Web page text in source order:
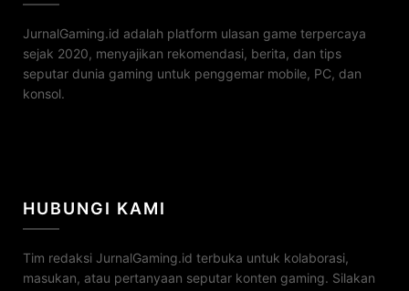
JurnalGaming.id adalah platform ulasan game terpercaya
sejak 2020, menyajikan rekomendasi, berita, dan tips
seputar dunia gaming untuk penggemar mobile, PC, dan
konsol.
HUBUNGI KAMI
Tim redaksi JurnalGaming.id terbuka untuk kolaborasi,
masukan, atau pertanyaan seputar konten gaming. Silakan